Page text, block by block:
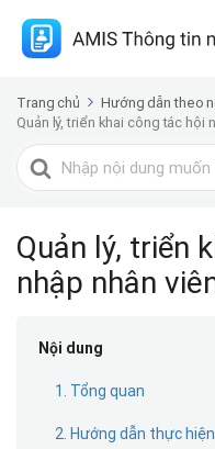
Trang chủ Hướng dẫn theo
Quản lý, triển khai công tác hội
Tìm
kiếm
Quản lý, triển
nhập nhân
Nội dung
1. Tổng quan
2. Hướng dẫn thực hiện